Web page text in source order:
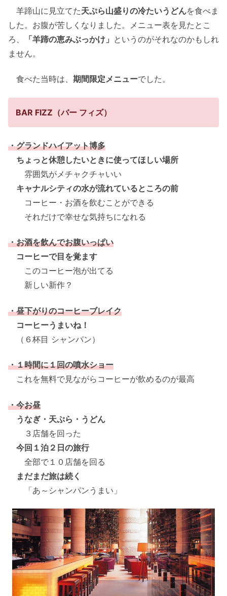
羊蹄山に見立てた天ぷら山盛りの冷たいうどんを食べま
した。お腹が苦しくなりました。メニュー表を見たとこ
ろ、
「羊蹄の恵みぶっかけ」 というのがそれなのかもしれ
ません。
食べた当時は、 期間限定メニューでした。
BAR FIZZ（バー フィズ）
・グランドハイアット博多
ちょっと休憩したいときに使ってほしい場所
雰囲気がメチャクチャいい
キャナルシティの水が流れているところの前
コーヒー・お酒を飲むことができる
それだけで幸せな気持ちになれる
・お酒を飲んでお腹いっぱい
コーヒーで目を覚ます
このコーヒー泡が出てる
新しい新作？
・昼下がりのコーヒーブレイク
コーヒーうまいね！
（６杯目 シャンパン）
・１時間に１回の噴水ショー
これを無料で見ながらコーヒーが飲めるのが最高
・今お昼
うなぎ・天ぷら・うどん
３店舗を回った
今回１泊２日の旅行
全部で１０店舗を回る
まだまだ旅は続く
「あ～シャンパンうまい」